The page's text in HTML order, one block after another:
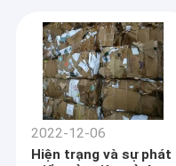
2022-12-06
Hiện trạng và sự phát